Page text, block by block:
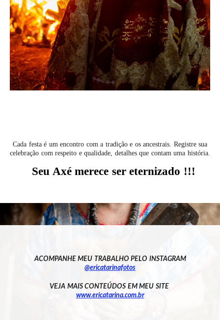
Cada festa é um encontro com a tradição e os ancestrais. Registre sua
celebração com respeito e qualidade, detalhes que contam uma história.
Seu Axé merece ser eternizado !!!
ACOMPANHE MEU TRABALHO PELO INSTAGRAM
@ericatarinafotos
VEJA MAIS CONTEÚDOS EM MEU SITE
www.ericatarina.com.br